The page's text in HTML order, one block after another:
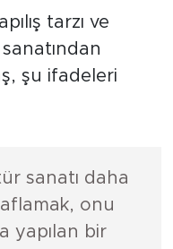
tarzı ve
şu ifadeleri
sanatı daha
onu
yapılan bir